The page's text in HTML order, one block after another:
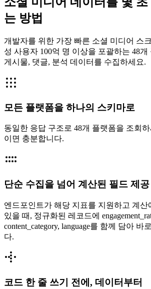
는 방법
개발자를 위한 가장 빠른 소셜 미디어 스
성 사용자 100억 명 이상을 포괄하는 48
게시물, 댓글, 분석 데이터를 수집하세요.
모든 플랫폼을 하나의 스키마로
동일한 응답 구조로 48개 플랫폼을 조회
이면 충분합니다.
단순 수집을 넘어 계산된 필드 제공
엔드포인트가 해당 지표를 지원하고 계산
있을 때, 정규화된 레코드에
content_category, language를 함께 담아 바
다.
코드 한 줄 쓰기 전에, 데이터부터